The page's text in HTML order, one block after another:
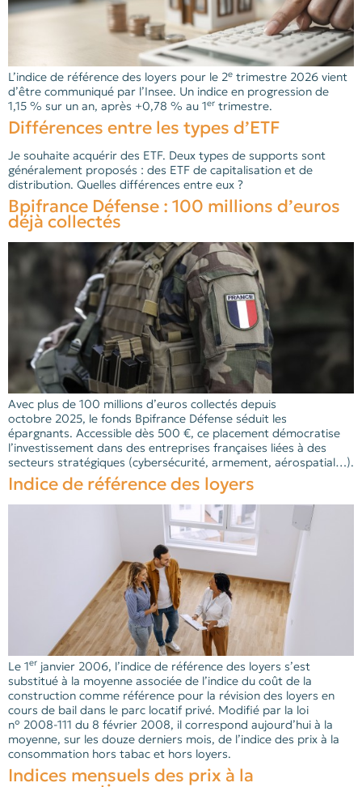
L’indice de référence des loyers pour le 2e trimestre 2026 vient
d’être communiqué par l’Insee. Un indice en progression de
1,15 % sur un an, après +0,78 % au 1er trimestre.
Différences entre les types d’ETF
Je souhaite acquérir des ETF. Deux types de supports sont
généralement proposés : des ETF de capitalisation et de
distribution. Quelles différences entre eux ?
Bpifrance Défense : 100 millions d’euros
déjà collectés
Avec plus de 100 millions d’euros collectés depuis
octobre 2025, le fonds Bpifrance Défense séduit les
épargnants. Accessible dès 500 €, ce placement démocratise
l’investissement dans des entreprises françaises liées à des
secteurs stratégiques (cybersécurité, armement, aérospatial…).
Indice de référence des loyers
Le 1er janvier 2006, l’indice de référence des loyers s’est
substitué à la moyenne associée de l’indice du coût de la
construction comme référence pour la révision des loyers en
cours de bail dans le parc locatif privé. Modifié par la loi
n° 2008-111 du 8 février 2008, il correspond aujourd’hui à la
moyenne, sur les douze derniers mois, de l’indice des prix à la
consommation hors tabac et hors loyers.
Indices mensuels des prix à la